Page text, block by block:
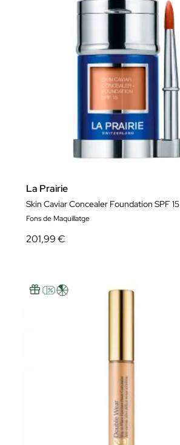
La Prairie
Skin Caviar Concealer Foundation SPF 15
Fons de Maquillatge
201,99 €